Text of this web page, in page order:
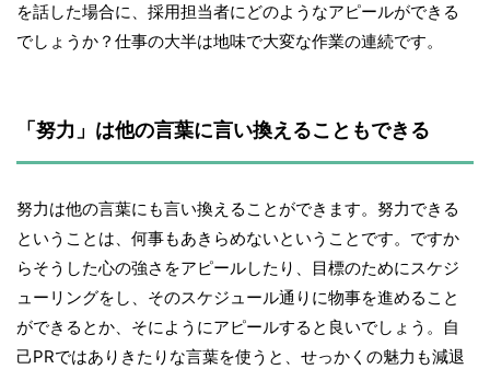
を話した場合に、採用担当者にどのようなアピールができる
でしょうか？仕事の大半は地味で大変な作業の連続です。
「努力」は他の言葉に言い換えることもできる
努力は他の言葉にも言い換えることができます。努力できる
ということは、何事もあきらめないということです。ですか
らそうした心の強さをアピールしたり、目標のためにスケジ
ューリングをし、そのスケジュール通りに物事を進めること
ができるとか、そにようにアピールすると良いでしょう。自
己PRではありきたりな言葉を使うと、せっかくの魅力も減退